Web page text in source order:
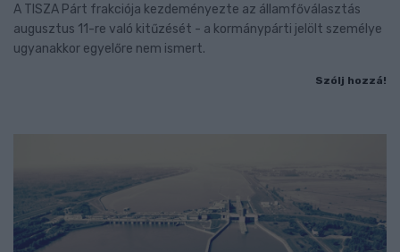
A TISZA Párt frakciója kezdeményezte az államfőválasztás
augusztus 11-re való kitűzését - a kormánypárti jelölt személye
ugyanakkor egyelőre nem ismert.
Szólj hozzá!